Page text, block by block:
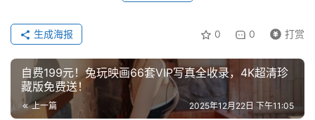
联
系
合
作
0 0 打赏
生成海报
自费199元！兔玩映画66套VIP写真全收录，4K超清珍
藏版免费送！
上一篇 2025年12月22日 下午11:05